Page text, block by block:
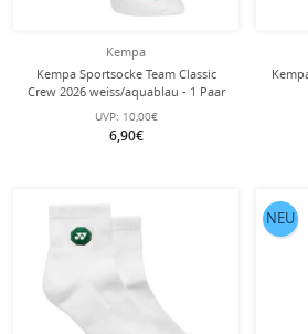
Kempa
Kempa Sportsocke Team Classic
Crew 2026 weiss/aquablau - 1 Paar
UVP: 10,00€
6,90€
NEU